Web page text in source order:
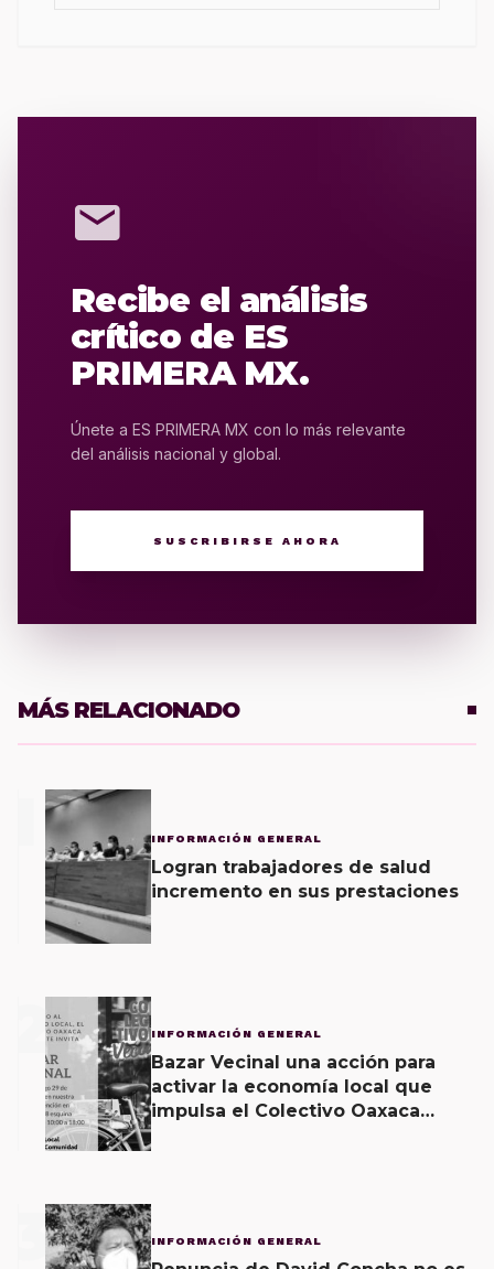
mail
Recibe el análisis
crítico de ES
PRIMERA MX.
Únete a ES PRIMERA MX con lo más relevante
del análisis nacional y global.
SUSCRIBIRSE AHORA
MÁS RELACIONADO
INFORMACIÓN GENERAL
Logran trabajadores de salud
incremento en sus prestaciones
2 INFORMACIÓN GENERAL
Bazar Vecinal una acción para
activar la economía local que
impulsa el Colectivo Oaxaca
3 INFORMACIÓN GENERAL